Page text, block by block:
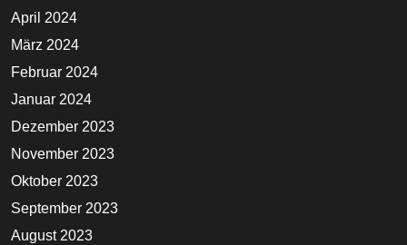
April 2024
März 2024
Februar 2024
Januar 2024
Dezember 2023
November 2023
Oktober 2023
September 2023
August 2023